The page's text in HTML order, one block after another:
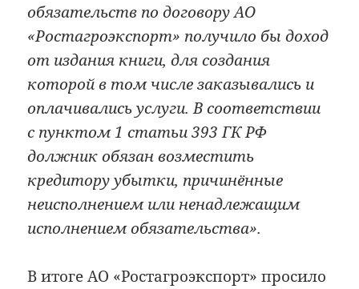
обязательств по договору АО
«Ростагроэкспорт» получило бы доход
от издания книги, для создания
которой в том числе заказывались и
оплачивались услуги. В соответствии
с пунктом 1 статьи 393 ГК РФ
должник обязан возместить
кредитору убытки, причинённые
неисполнением или ненадлежащим
исполнением обязательства».
В итоге АО «Ростагроэкспорт» просило